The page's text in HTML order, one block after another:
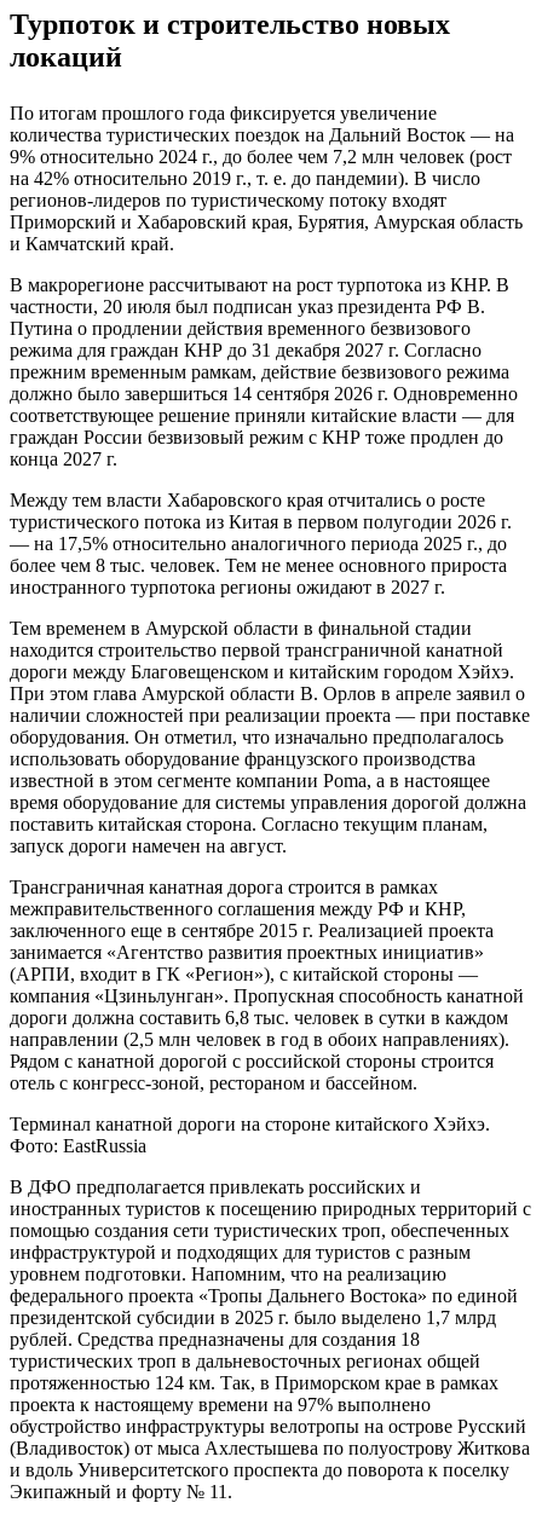
Турпоток и строительство новых
локаций
По итогам прошлого года фиксируется увеличение
количества туристических поездок на Дальний Восток — на
9% относительно 2024 г., до более чем 7,2 млн человек (рост
на 42% относительно 2019 г., т. е. до пандемии). В число
регионов-лидеров по туристическому потоку входят
Приморский и Хабаровский края, Бурятия, Амурская область
и Камчатский край.
В макрорегионе рассчитывают на рост турпотока из КНР. В
частности, 20 июля был подписан указ президента РФ В.
Путина о продлении действия временного безвизового
режима для граждан КНР до 31 декабря 2027 г. Согласно
прежним временным рамкам, действие безвизового режима
должно было завершиться 14 сентября 2026 г. Одновременно
соответствующее решение приняли китайские власти — для
граждан России безвизовый режим с КНР тоже продлен до
конца 2027 г.
Между тем власти Хабаровского края отчитались о росте
туристического потока из Китая в первом полугодии 2026 г.
— на 17,5% относительно аналогичного периода 2025 г., до
более чем 8 тыс. человек. Тем не менее основного прироста
иностранного турпотока регионы ожидают в 2027 г.
Тем временем в Амурской области в финальной стадии
находится строительство первой трансграничной канатной
дороги между Благовещенском и китайским городом Хэйхэ.
При этом глава Амурской области В. Орлов в апреле заявил о
наличии сложностей при реализации проекта — при поставке
оборудования. Он отметил, что изначально предполагалось
использовать оборудование французского производства
известной в этом сегменте компании Poma, а в настоящее
время оборудование для системы управления дорогой должна
поставить китайская сторона. Согласно текущим планам,
запуск дороги намечен на август.
Трансграничная канатная дорога строится в рамках
межправительственного соглашения между РФ и КНР,
заключенного еще в сентябре 2015 г. Реализацией проекта
занимается «Агентство развития проектных инициатив»
(АРПИ, входит в ГК «Регион»), с китайской стороны —
компания «Цзиньлунган». Пропускная способность канатной
дороги должна составить 6,8 тыс. человек в сутки в каждом
направлении (2,5 млн человек в год в обоих направлениях).
Рядом с канатной дорогой с российской стороны строится
отель с конгресс-зоной, рестораном и бассейном.
Терминал канатной дороги на стороне китайского Хэйхэ.
Фото: EastRussia
В ДФО предполагается привлекать российских и
иностранных туристов к посещению природных территорий с
помощью создания сети туристических троп, обеспеченных
инфраструктурой и подходящих для туристов с разным
уровнем подготовки. Напомним, что на реализацию
федерального проекта «Тропы Дальнего Востока» по единой
президентской субсидии в 2025 г. было выделено 1,7 млрд
рублей. Средства предназначены для создания 18
туристических троп в дальневосточных регионах общей
протяженностью 124 км. Так, в Приморском крае в рамках
проекта к настоящему времени на 97% выполнено
обустройство инфраструктуры велотропы на острове Русский
(Владивосток) от мыса Ахлестышева по полуострову Житкова
и вдоль Университетского проспекта до поворота к поселку
Экипажный и форту № 11.